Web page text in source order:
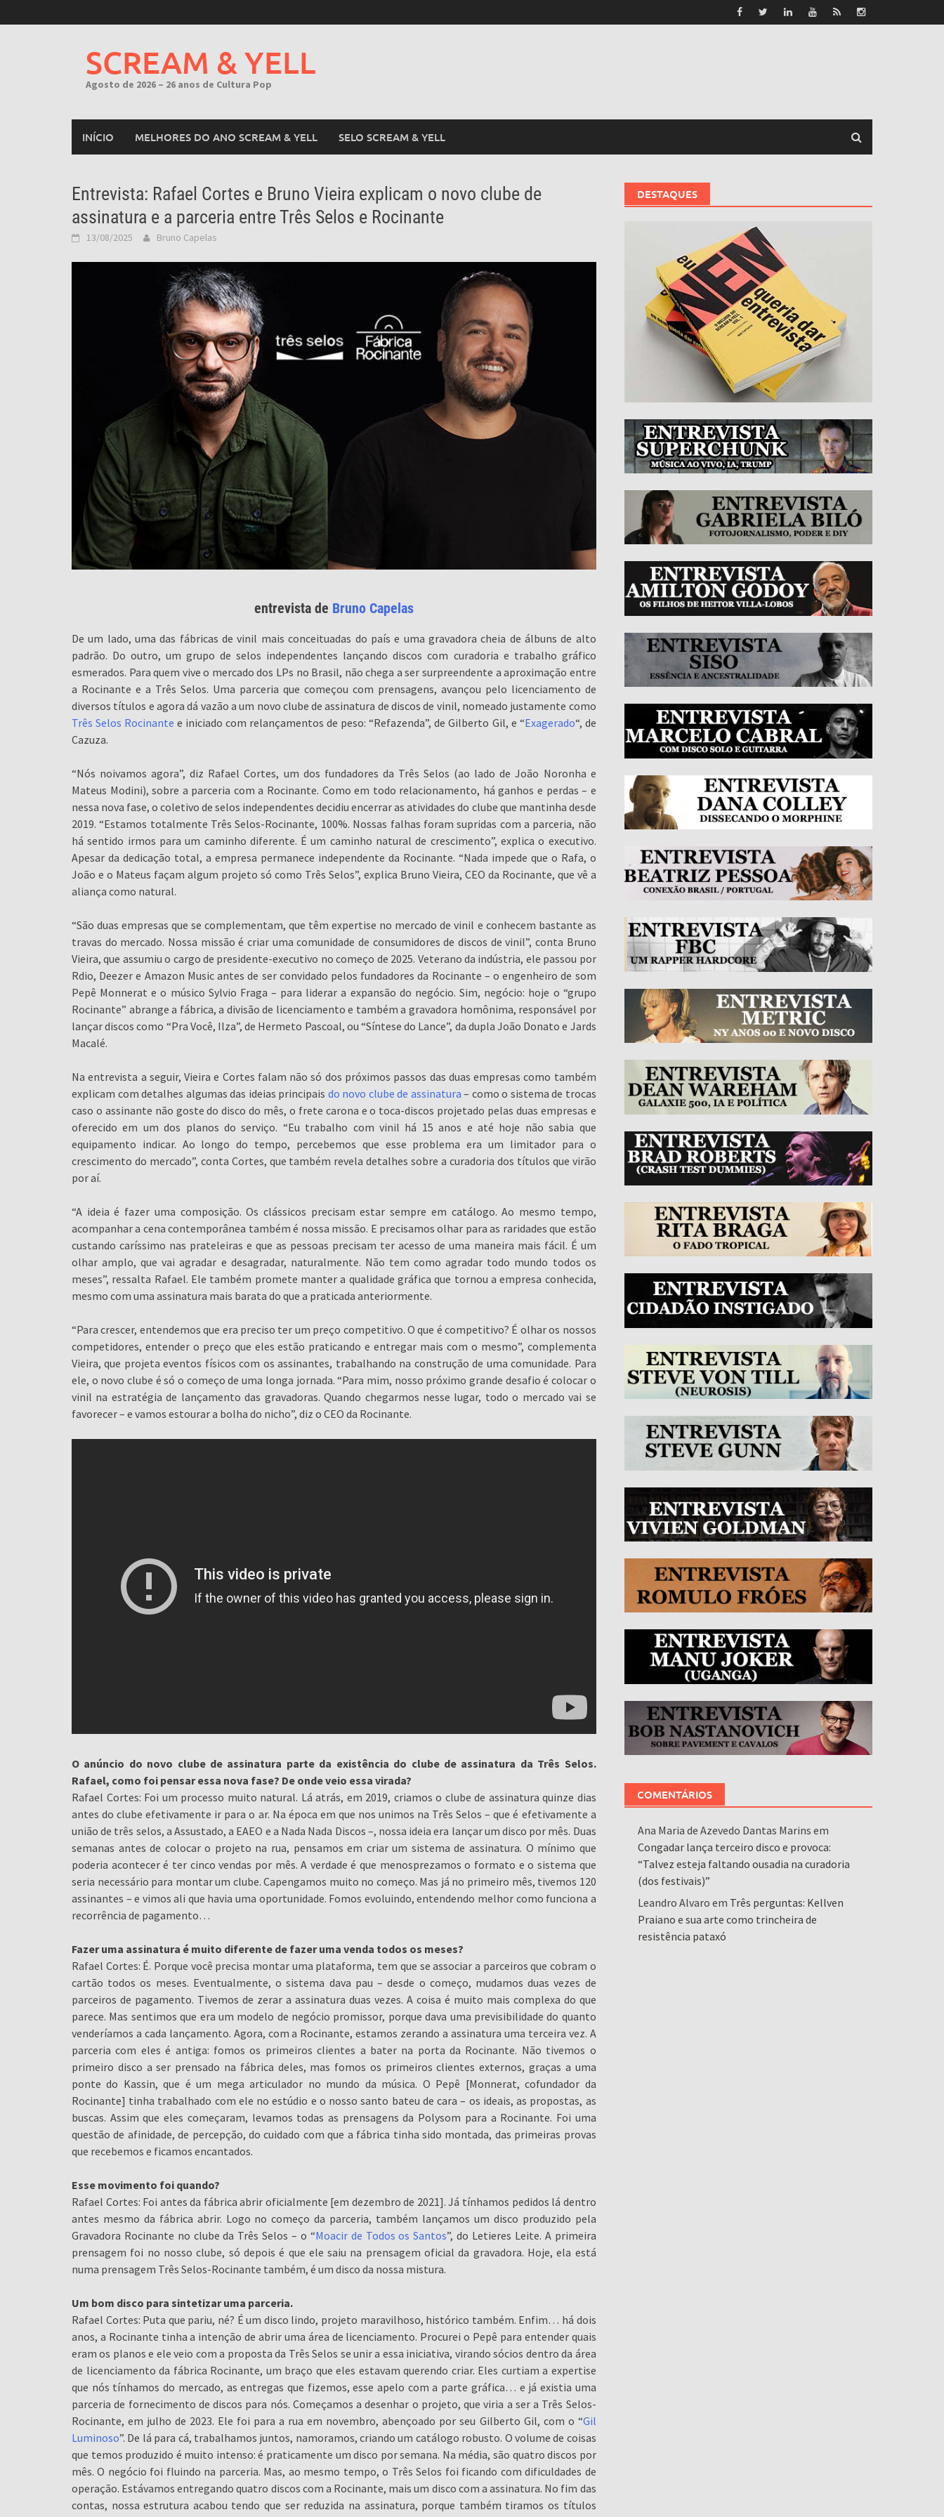
to
SCREAM & YELL
Agosto de 2026 – 26 anos de Cultura Pop
INÍCIO MELHORES DO ANO SCREAM & YELL SELO SCREAM & YELL
Entrevista: Rafael Cortes e Bruno Vieira explicam o novo clube de
assinatura e a parceria entre Três Selos e Rocinante
13/08/2025 Bruno Capelas
entrevista de Bruno Capelas
De um lado, uma das fábricas de vinil mais conceituadas do país e uma gravadora cheia de álbuns de alto
padrão. Do outro, um grupo de selos independentes lançando discos com curadoria e trabalho gráfico
esmerados. Para quem vive o mercado dos LPs no Brasil, não chega a ser surpreendente a aproximação entre
a Rocinante e a Três Selos. Uma parceria que começou com prensagens, avançou pelo licenciamento de
diversos títulos e agora dá vazão a um novo clube de assinatura de discos de vinil, nomeado justamente como
Três Selos Rocinante e iniciado com relançamentos de peso: “Refazenda”, de Gilberto Gil, e “Exagerado“, de
Cazuza.
“Nós noivamos agora”, diz Rafael Cortes, um dos fundadores da Três Selos (ao lado de João Noronha e
Mateus Modini), sobre a parceria com a Rocinante. Como em todo relacionamento, há ganhos e perdas – e
nessa nova fase, o coletivo de selos independentes decidiu encerrar as atividades do clube que mantinha desde
2019. “Estamos totalmente Três Selos-Rocinante, 100%. Nossas falhas foram supridas com a parceria, não
há sentido irmos para um caminho diferente. É um caminho natural de crescimento”, explica o executivo.
Apesar da dedicação total, a empresa permanece independente da Rocinante. “Nada impede que o Rafa, o
João e o Mateus façam algum projeto só como Três Selos”, explica Bruno Vieira, CEO da Rocinante, que vê a
aliança como natural.
“São duas empresas que se complementam, que têm expertise no mercado de vinil e conhecem bastante as
travas do mercado. Nossa missão é criar uma comunidade de consumidores de discos de vinil”, conta Bruno
Vieira, que assumiu o cargo de presidente-executivo no começo de 2025. Veterano da indústria, ele passou por
Rdio, Deezer e Amazon Music antes de ser convidado pelos fundadores da Rocinante – o engenheiro de som
Pepê Monnerat e o músico Sylvio Fraga – para liderar a expansão do negócio. Sim, negócio: hoje o “grupo
Rocinante” abrange a fábrica, a divisão de licenciamento e também a gravadora homônima, responsável por
lançar discos como “Pra Você, Ilza”, de Hermeto Pascoal, ou “Síntese do Lance”, da dupla João Donato e Jards
Macalé.
Na entrevista a seguir, Vieira e Cortes falam não só dos próximos passos das duas empresas como também
explicam com detalhes algumas das ideias principais do novo clube de assinatura – como o sistema de trocas
caso o assinante não goste do disco do mês, o frete carona e o toca-discos projetado pelas duas empresas e
oferecido em um dos planos do serviço. “Eu trabalho com vinil há 15 anos e até hoje não sabia que
equipamento indicar. Ao longo do tempo, percebemos que esse problema era um limitador para o
crescimento do mercado”, conta Cortes, que também revela detalhes sobre a curadoria dos títulos que virão
por aí.
“A ideia é fazer uma composição. Os clássicos precisam estar sempre em catálogo. Ao mesmo tempo,
acompanhar a cena contemporânea também é nossa missão. E precisamos olhar para as raridades que estão
custando caríssimo nas prateleiras e que as pessoas precisam ter acesso de uma maneira mais fácil. É um
olhar amplo, que vai agradar e desagradar, naturalmente. Não tem como agradar todo mundo todos os
meses”, ressalta Rafael. Ele também promete manter a qualidade gráfica que tornou a empresa conhecida,
mesmo com uma assinatura mais barata do que a praticada anteriormente.
“Para crescer, entendemos que era preciso ter um preço competitivo. O que é competitivo? É olhar os nossos
competidores, entender o preço que eles estão praticando e entregar mais com o mesmo”, complementa
Vieira, que projeta eventos físicos com os assinantes, trabalhando na construção de uma comunidade. Para
ele, o novo clube é só o começo de uma longa jornada. “Para mim, nosso próximo grande desafio é colocar o
vinil na estratégia de lançamento das gravadoras. Quando chegarmos nesse lugar, todo o mercado vai se
favorecer – e vamos estourar a bolha do nicho”, diz o CEO da Rocinante.
O anúncio do novo clube de assinatura parte da existência do clube de assinatura da Três Selos.
Rafael, como foi pensar essa nova fase? De onde veio essa virada?
Rafael Cortes: Foi um processo muito natural. Lá atrás, em 2019, criamos o clube de assinatura quinze dias
antes do clube efetivamente ir para o ar. Na época em que nos unimos na Três Selos – que é efetivamente a
união de três selos, a Assustado, a EAEO e a Nada Nada Discos –, nossa ideia era lançar um disco por mês. Duas
semanas antes de colocar o projeto na rua, pensamos em criar um sistema de assinatura. O mínimo que
poderia acontecer é ter cinco vendas por mês. A verdade é que menosprezamos o formato e o sistema que
seria necessário para montar um clube. Capengamos muito no começo. Mas já no primeiro mês, tivemos 120
assinantes – e vimos ali que havia uma oportunidade. Fomos evoluindo, entendendo melhor como funciona a
recorrência de pagamento…
Fazer uma assinatura é muito diferente de fazer uma venda todos os meses?
Rafael Cortes: É. Porque você precisa montar uma plataforma, tem que se associar a parceiros que cobram o
cartão todos os meses. Eventualmente, o sistema dava pau – desde o começo, mudamos duas vezes de
parceiros de pagamento. Tivemos de zerar a assinatura duas vezes. A coisa é muito mais complexa do que
parece. Mas sentimos que era um modelo de negócio promissor, porque dava uma previsibilidade do quanto
venderíamos a cada lançamento. Agora, com a Rocinante, estamos zerando a assinatura uma terceira vez. A
parceria com eles é antiga: fomos os primeiros clientes a bater na porta da Rocinante. Não tivemos o
primeiro disco a ser prensado na fábrica deles, mas fomos os primeiros clientes externos, graças a uma
ponte do Kassin, que é um mega articulador no mundo da música. O Pepê [Monnerat, cofundador da
Rocinante] tinha trabalhado com ele no estúdio e o nosso santo bateu de cara – os ideais, as propostas, as
buscas. Assim que eles começaram, levamos todas as prensagens da Polysom para a Rocinante. Foi uma
questão de afinidade, de percepção, do cuidado com que a fábrica tinha sido montada, das primeiras provas
que recebemos e ficamos encantados.
Esse movimento foi quando?
Rafael Cortes: Foi antes da fábrica abrir oficialmente [em dezembro de 2021]. Já tínhamos pedidos lá dentro
antes mesmo da fábrica abrir. Logo no começo da parceria, também lançamos um disco produzido pela
Gravadora Rocinante no clube da Três Selos – o “Moacir de Todos os Santos”, do Letieres Leite. A primeira
prensagem foi no nosso clube, só depois é que ele saiu na prensagem oficial da gravadora. Hoje, ela está
numa prensagem Três Selos-Rocinante também, é um disco da nossa mistura.
Um bom disco para sintetizar uma parceria.
Rafael Cortes: Puta que pariu, né? É um disco lindo, projeto maravilhoso, histórico também. Enfim… há dois
anos, a Rocinante tinha a intenção de abrir uma área de licenciamento. Procurei o Pepê para entender quais
eram os planos e ele veio com a proposta da Três Selos se unir a essa iniciativa, virando sócios dentro da área
de licenciamento da fábrica Rocinante, um braço que eles estavam querendo criar. Eles curtiam a expertise
que nós tínhamos do mercado, as entregas que fizemos, esse apelo com a parte gráfica… e já existia uma
parceria de fornecimento de discos para nós. Começamos a desenhar o projeto, que viria a ser a Três Selos-
Rocinante, em julho de 2023. Ele foi para a rua em novembro, abençoado por seu Gilberto Gil, com o “Gil
Luminoso”. De lá para cá, trabalhamos juntos, namoramos, criando um catálogo robusto. O volume de coisas
que temos produzido é muito intenso: é praticamente um disco por semana. Na média, são quatro discos por
mês. O negócio foi fluindo na parceria. Mas, ao mesmo tempo, o Três Selos foi ficando com dificuldades de
operação. Estávamos entregando quatro discos com a Rocinante, mais um disco com a assinatura. No fim das
contas, nossa estrutura acabou tendo que ser reduzida na assinatura, porque também tiramos os títulos
DESTAQUES
COMENTÁRIOS
Ana Maria de Azevedo Dantas Marins em
Congadar lança terceiro disco e provoca:
“Talvez esteja faltando ousadia na curadoria
(dos festivais)”
Leandro Alvaro em Três perguntas: Kellven
Praiano e sua arte como trincheira de
resistência pataxó